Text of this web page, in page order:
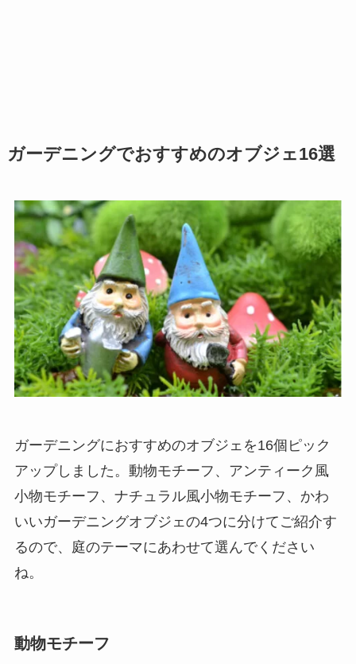
ガーデニングでおすすめのオブジェ16選
ガーデニングにおすすめのオブジェを16個ピック
アップしました。動物モチーフ、アンティーク風
小物モチーフ、ナチュラル風小物モチーフ、かわ
いいガーデニングオブジェの4つに分けてご紹介す
るので、庭のテーマにあわせて選んでください
ね。
動物モチーフ